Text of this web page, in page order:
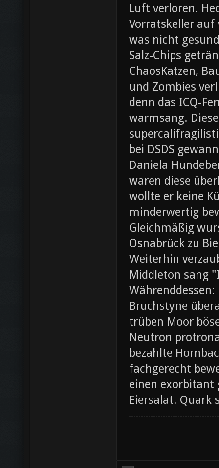
Luft verloren.
Vorratskeller
was nicht
Salz-Chips
ChaosKatzen,
und Zombies
denn das ICQ-
warmsang.
bei DSDS
Daniela
waren diese
wollte er keine
minderwertig
Gleichmäßig
Osnabrück zu
Weiterhin
Middleton sang
Bruchstyne
trüben Moor
Neutron
bezahlte
fachgerecht
einen exorbitant
Eiersalat. Quark